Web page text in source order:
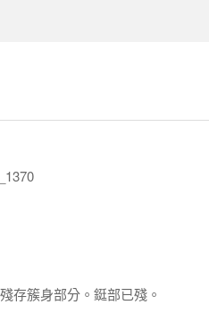
存簇身部分。鋌部已殘。